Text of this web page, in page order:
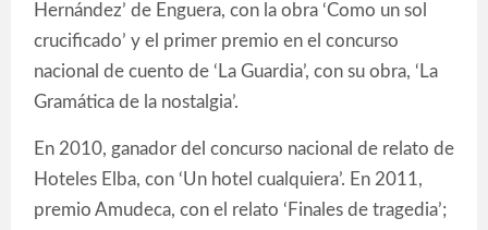
Hernández’ de Enguera, con la obra ‘Como un sol
crucificado’ y el primer premio en el concurso
nacional de cuento de ‘La Guardia’, con su obra, ‘La
Gramática de la nostalgia’.
En 2010, ganador del concurso nacional de relato de
Hoteles Elba, con ‘Un hotel cualquiera’. En 2011,
premio Amudeca, con el relato ‘Finales de tragedia’;